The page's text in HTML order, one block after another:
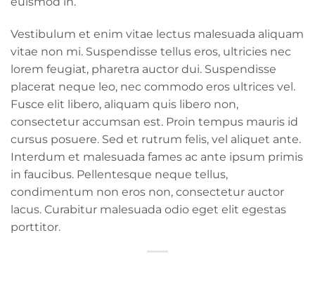
Vestibulum et enim vitae lectus malesuada aliquam
vitae non mi. Suspendisse tellus eros, ultricies nec
lorem feugiat, pharetra auctor dui. Suspendisse
placerat neque leo, nec commodo eros ultrices vel.
Fusce elit libero, aliquam quis libero non,
consectetur accumsan est. Proin tempus mauris id
cursus posuere. Sed et rutrum felis, vel aliquet ante.
Interdum et malesuada fames ac ante ipsum primis
in faucibus. Pellentesque neque tellus,
condimentum non eros non, consectetur auctor
lacus. Curabitur malesuada odio eget elit egestas
porttitor.